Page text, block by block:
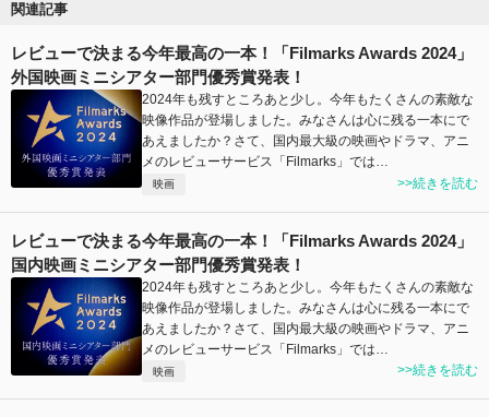
関連記事
レビューで決まる今年最高の一本！「Filmarks Awards 2024」
外国映画ミニシアター部門優秀賞発表！
2024年も残すところあと少し。今年もたくさんの素敵な
映像作品が登場しました。みなさんは心に残る一本にで
あえましたか？さて、国内最大級の映画やドラマ、アニ
メのレビューサービス「Filmarks」では…
映画 >>続きを読む
レビューで決まる今年最高の一本！「Filmarks Awards 2024」
国内映画ミニシアター部門優秀賞発表！
2024年も残すところあと少し。今年もたくさんの素敵な
映像作品が登場しました。みなさんは心に残る一本にで
あえましたか？さて、国内最大級の映画やドラマ、アニ
メのレビューサービス「Filmarks」では…
映画 >>続きを読む